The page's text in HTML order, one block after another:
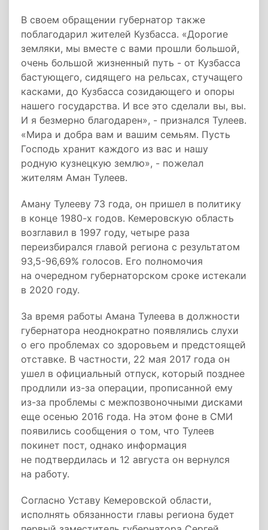
В своем обращении губернатор также
поблагодарил жителей Кузбасса. «Дорогие
земляки, мы вместе с вами прошли большой,
очень большой жизненный путь - от Кузбасса
бастующего, сидящего на рельсах, стучащего
касками, до Кузбасса созидающего и опоры
нашего государства. И все это сделали вы, вы.
И я безмерно благодарен», - признался Тулеев.
«Мира и добра вам и вашим семьям. Пусть
Господь хранит каждого из вас и нашу
родную кузнецкую землю», - пожелал
жителям Аман Тулеев.
Аману Тулееву 73 года, он пришел в политику
в конце 1980-х годов. Кемеровскую область
возглавил в 1997 году, четыре раза
переизбирался главой региона с результатом
93,5-96,69% голосов. Его полномочия
на очередном губернаторском сроке истекали
в 2020 году.
За время работы Амана Тулеева в должности
губернатора неоднократно появлялись слухи
о его проблемах со здоровьем и предстоящей
отставке. В частности, 22 мая 2017 года он
ушел в официальный отпуск, который позднее
продлили из-за операции, прописанной ему
из-за проблемы с межпозвоночными дисками
еще осенью 2016 года. На этом фоне в СМИ
появились сообщения о том, что Тулеев
покинет пост, однако информация
не подтвердилась и 12 августа он вернулся
на работу.
Согласно Уставу Кемеровской области,
исполнять обязанности главы региона будет